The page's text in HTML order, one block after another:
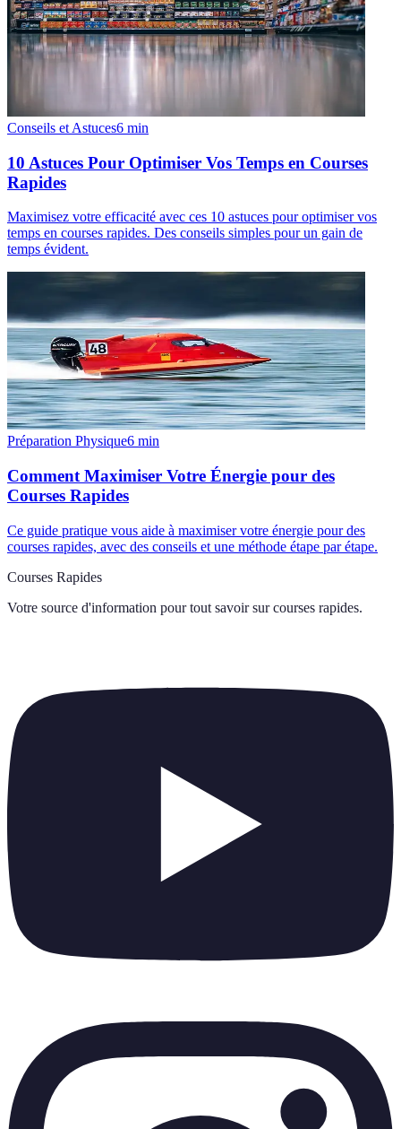
Conseils et Astuces6 min
10 Astuces Pour Optimiser Vos Temps en Courses
Rapides
Maximisez votre efficacité avec ces 10 astuces pour optimiser vos
temps en courses rapides. Des conseils simples pour un gain de
temps évident.
Préparation Physique6 min
Comment Maximiser Votre Énergie pour des
Courses Rapides
Ce guide pratique vous aide à maximiser votre énergie pour des
courses rapides, avec des conseils et une méthode étape par étape.
Courses Rapides
Votre source d'information pour tout savoir sur courses rapides.